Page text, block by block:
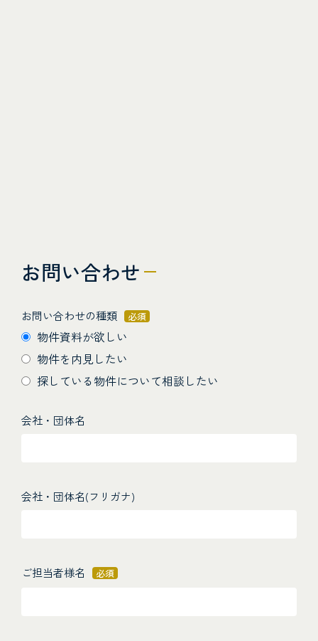
お問い合わせ
お問い合わせの種類 必須
物件資料が欲しい
物件を内見したい
探している物件について相談したい
会社・団体名
会社・団体名(フリガナ)
ご担当者様名 必須